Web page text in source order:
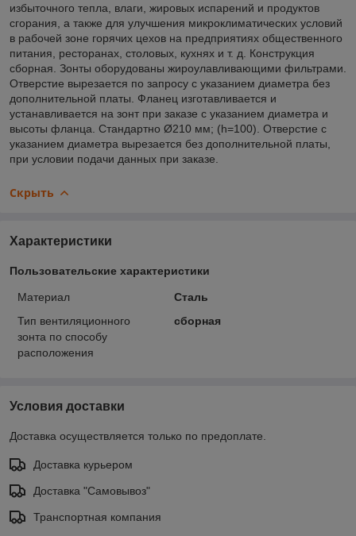
избыточного тепла, влаги, жировых испарений и продуктов
сгорания, а также для улучшения микроклиматических условий
в рабочей зоне горячих цехов на предприятиях общественного
питания, ресторанах, столовых, кухнях и т. д. Конструкция
сборная. Зонты оборудованы жироулавливающими фильтрами.
Отверстие вырезается по запросу с указанием диаметра без
дополнительной платы. Фланец изготавливается и
устанавливается на зонт при заказе с указанием диаметра и
высоты фланца. Стандартно Ø210 мм; (h=100). Отверстие с
указанием диаметра вырезается без дополнительной платы,
при условии подачи данных при заказе.
Скрыть
Характеристики
Пользовательские характеристики
Материал
Сталь
Тип вентиляционного
зонта по способу
расположения
сборная
Условия доставки
Доставка осуществляется только по предоплате.
Доставка курьером
Доставка "Самовывоз"
Транспортная компания